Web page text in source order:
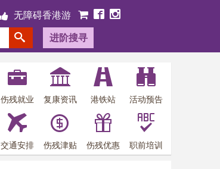
无障碍香港游
进阶搜寻
伤残就业 复康资讯 港铁站 活动预告
交通安排 伤残津贴 伤残优惠 职前培训